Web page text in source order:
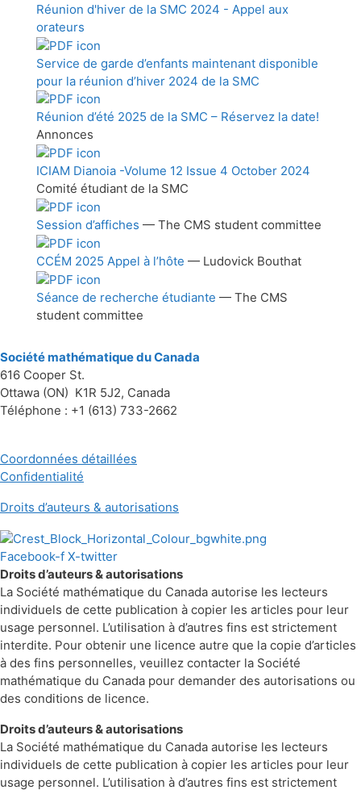
Réunion d'hiver de la SMC 2024 - Appel aux
orateurs
Service de garde d’enfants maintenant disponible
pour la réunion d’hiver 2024 de la SMC
Réunion d’été 2025 de la SMC – Réservez la date!
Annonces
ICIAM Dianoia -Volume 12 Issue 4 October 2024
Comité étudiant de la SMC
Session d’affiches — The CMS student committee
CCÉM 2025 Appel à l’hôte — Ludovick Bouthat
Séance de recherche étudiante — The CMS
student committee
Société mathématique du Canada
616 Cooper St.
Ottawa (ON) K1R 5J2, Canada
Téléphone : +1 (613) 733-2662
Coordonnées détaillées
Confidentialité
Droits d’auteurs & autorisations
Facebook-f X-twitter
Droits d’auteurs & autorisations
La Société mathématique du Canada autorise les lecteurs
individuels de cette publication à copier les articles pour leur
usage personnel. L’utilisation à d’autres fins est strictement
interdite. Pour obtenir une licence autre que la copie d’articles
à des fins personnelles, veuillez contacter la Société
mathématique du Canada pour demander des autorisations ou
des conditions de licence.
Droits d’auteurs & autorisations
La Société mathématique du Canada autorise les lecteurs
individuels de cette publication à copier les articles pour leur
usage personnel. L’utilisation à d’autres fins est strictement